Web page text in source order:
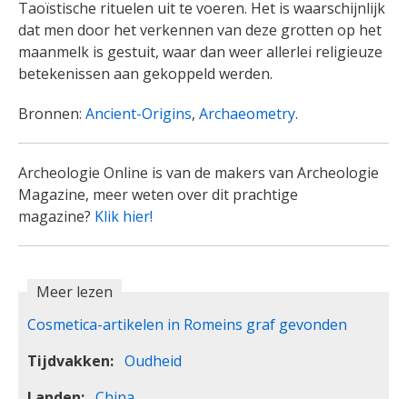
Taoïstische rituelen uit te voeren. Het is waarschijnlijk
dat men door het verkennen van deze grotten op het
maanmelk is gestuit, waar dan weer allerlei religieuze
betekenissen aan gekoppeld werden.
Bronnen: Ancient-Origins, Archaeometry.
Archeologie Online is van de makers van Archeologie
Magazine, meer weten over dit prachtige
magazine? Klik hier!
Meer lezen
Cosmetica-artikelen in Romeins graf gevonden
Tijdvakken
Oudheid